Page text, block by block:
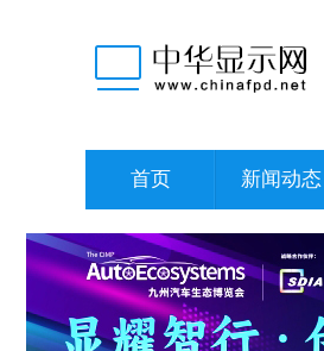
首页 新闻动态